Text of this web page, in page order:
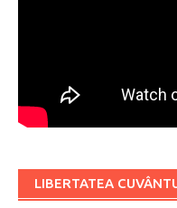
LIBERTATEA